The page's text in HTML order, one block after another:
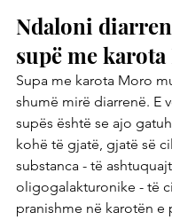
Ndaloni
supë me
Supa me karota Moro
shumë mirë diarrenë. E
supës është se ajo
kohë të gjatë, gjatë së
substanca - të
oligogalakturonike - të
pranishme në karotën e